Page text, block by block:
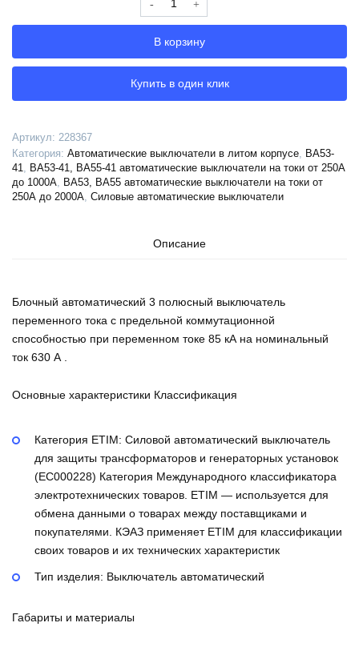
Выключатель
ВА53-
41-
344710-
630А-690AC-
КЭАЗ,
228367
В корзину
Купить в один клик
Артикул: 228367
Категория: Автоматические выключатели в литом корпусе
ВА53-
41
ВА53-41, ВА55-41 автоматические выключатели на токи от 250А
до 1000А
ВА53, ВА55 автоматические выключатели на токи от
250А до 2000А Силовые автоматические выключатели
Описание
Блочный автоматический 3 полюсный выключатель
переменного тока с предельной коммутационной
способностью при переменном токе 85 кА на номинальный
ток 630 А .
Основные характеристики Классификация
Категория ETIM: Силовой автоматический выключатель
для защиты трансформаторов и генераторных установок
(EC000228) Категория Международного классификатора
электротехнических товаров. ETIM — используется для
обмена данными о товарах между поставщиками и
покупателями. КЭАЗ применяет ETIM для классификации
своих товаров и их технических характеристик
Тип изделия: Выключатель автоматический
Габариты и материалы